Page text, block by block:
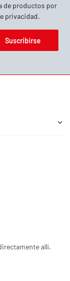
de productos por
privacidad.
Suscribirse
allí.